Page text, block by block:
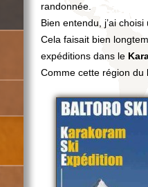
randonnée.
Bien entendu, j’ai
Cela faisait bien
expéditions dans le
Comme cette région du